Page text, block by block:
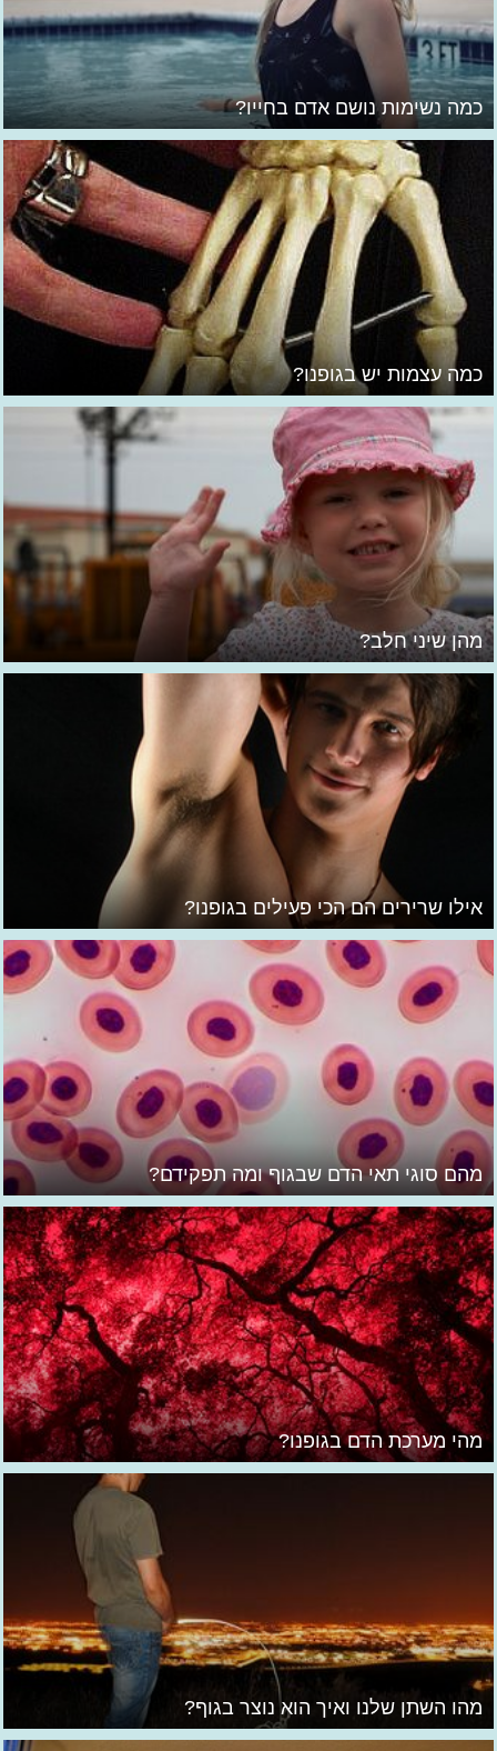
כמה נשימות נושם אדם בחייו?
כמה עצמות יש בגופנו?
מהן שיני חלב?
אילו שרירים הם הכי פעילים בגופנו?
מהם סוגי תאי הדם שבגוף ומה תפקידם?
מהי מערכת הדם בגופנו?
מהו השתן שלנו ואיך הוא נוצר בגוף?